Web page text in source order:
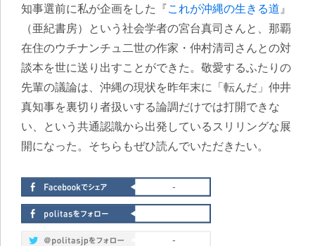
知事選前に私が企画をした『これが沖縄の生きる道 』
（亜紀書房）という社会学者の宮台真司さんと、那覇
在住のウチナンチュ二世の作家・仲村清司さんとの対
談本を世に送り出すことができた。敬愛するふたりの
先輩の議論は、沖縄の現状を昨年末に「転んだ」仲井
真知事を裏切り者扱いする論調だけでは打開できな
い、という共通認識から出発しているスリリングな展
開になった。そちらもぜひ読んでいただきたい。
-
-